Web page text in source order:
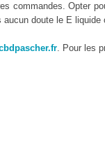
commandes. Opter
doute le E
. Pour les